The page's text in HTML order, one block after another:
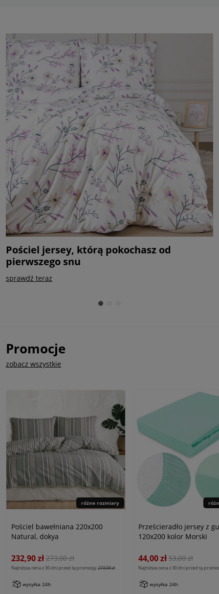
Pościel jersey, którą pokochasz od
pierwszego snu
sprawdź teraz
Promocje
zobacz wszystkie
różne rozmiary
Pościel bawełniana 220x200
Natural, dokya
232,90 zł 273,00 zł
Najniższa cena z 30 dni przed tą promocją:273,00 zł
wysyłka 24h
Prześcieradło jersey z
120x200 kolor Morski
44,00 zł 53,00 zł
Najniższa cena z 30 dni przed tą
wysyłka 24h